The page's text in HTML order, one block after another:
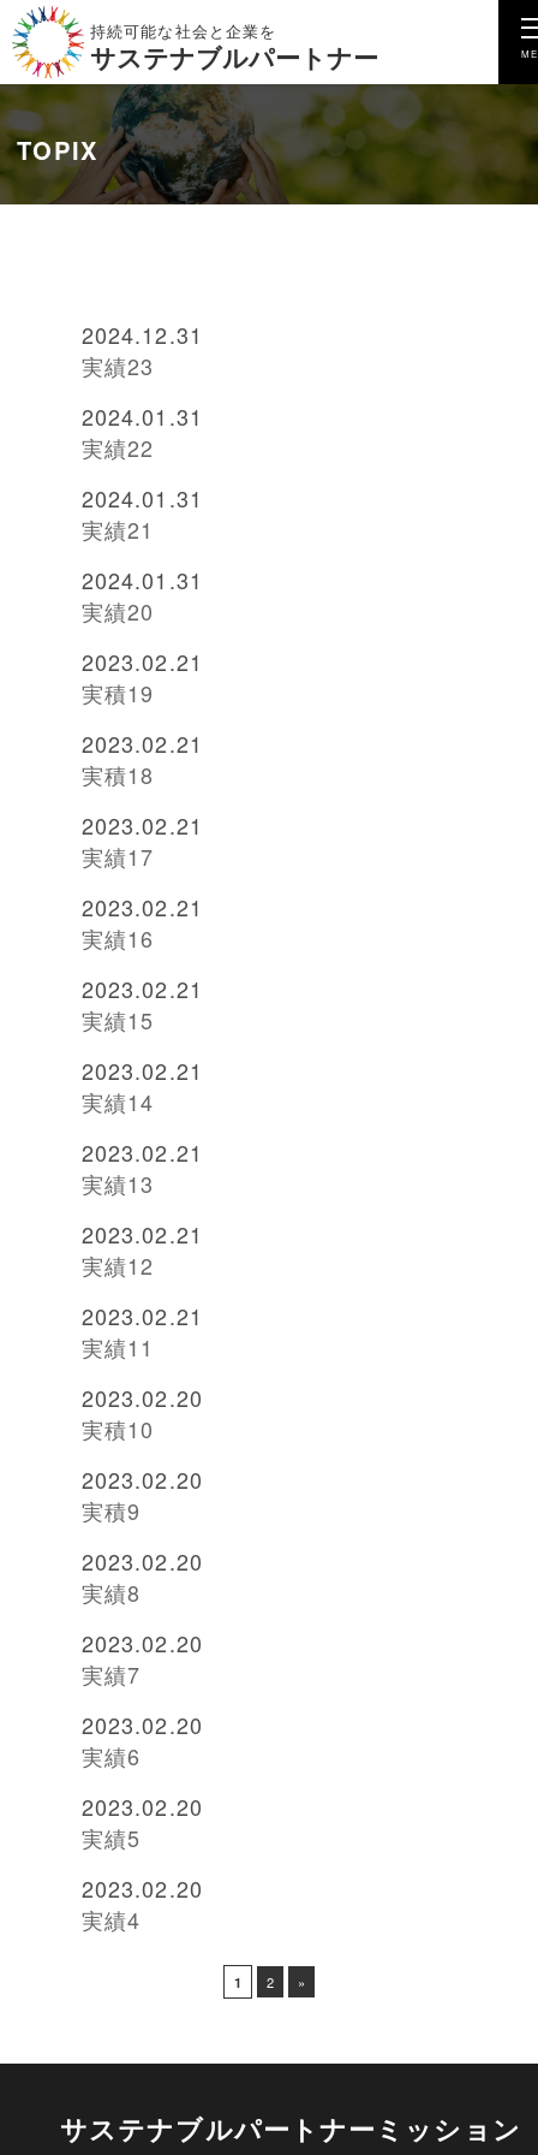
持続可能な社会と企業を
サステナブルパートナー
TOPIX
2024.12.31
実績23
2024.01.31
実績22
2024.01.31
実績21
2024.01.31
実績20
2023.02.21
実積19
2023.02.21
実積18
2023.02.21
実績17
2023.02.21
実績16
2023.02.21
実績15
2023.02.21
実績14
2023.02.21
実績13
2023.02.21
実績12
2023.02.21
実績11
2023.02.20
実積10
2023.02.20
実積9
2023.02.20
実績8
2023.02.20
実績7
2023.02.20
実績6
2023.02.20
実績5
2023.02.20
実績4
1 2 »
サステナブルパートナーミッション